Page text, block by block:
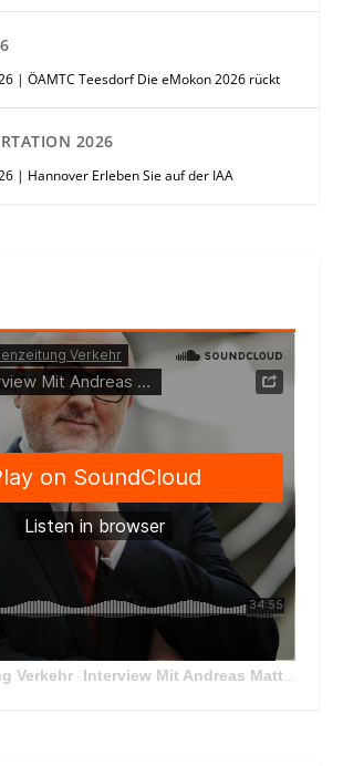
| ÖAMTC Teesdorf Die eMokon 2026 rückt
2026
| Hannover Erleben Sie auf der IAA
Verkehr · Interview Mit Andreas Matthä, CEO der ÖBB Holding